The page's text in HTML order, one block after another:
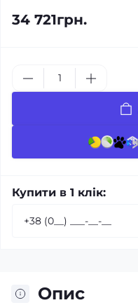
34 721грн.
Купити в 1 клік:
Опис